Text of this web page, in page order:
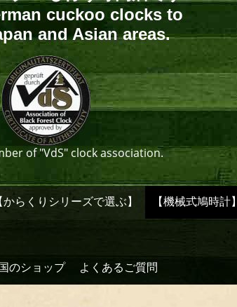
cuckoo clocks to
and Asian areas.
of "VdS" clock association.
からくりシリーズで選ぶ】 【機械式鳩時計】
のショップ よくあるご質問